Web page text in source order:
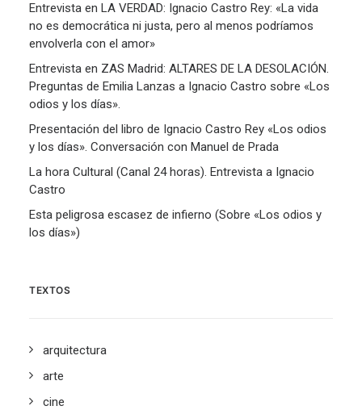
Entrevista en LA VERDAD: Ignacio Castro Rey: «La vida
no es democrática ni justa, pero al menos podríamos
envolverla con el amor»
Entrevista en ZAS Madrid: ALTARES DE LA DESOLACIÓN.
Preguntas de Emilia Lanzas a Ignacio Castro sobre «Los
odios y los días».
Presentación del libro de Ignacio Castro Rey «Los odios
y los días». Conversación con Manuel de Prada
La hora Cultural (Canal 24 horas). Entrevista a Ignacio
Castro
Esta peligrosa escasez de infierno (Sobre «Los odios y
los días»)
TEXTOS
arquitectura
arte
cine